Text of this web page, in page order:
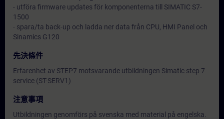
- utföra firmware updates för komponenterna till SIMATIC S7-
1500
- spara/ta back-up och ladda ner data från CPU, HMI Panel och
Sinamics G120
先決條件
Erfarenhet av STEP7 motsvarande utbildningen Simatic step 7
service (ST-SERV1)
注意事項
Utbildningen genomförs på svenska med material på engelska.